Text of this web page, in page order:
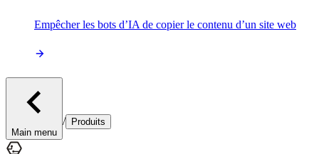
Empêcher les bots d’IA de copier le contenu d’un site web
Main menu
/ Produits